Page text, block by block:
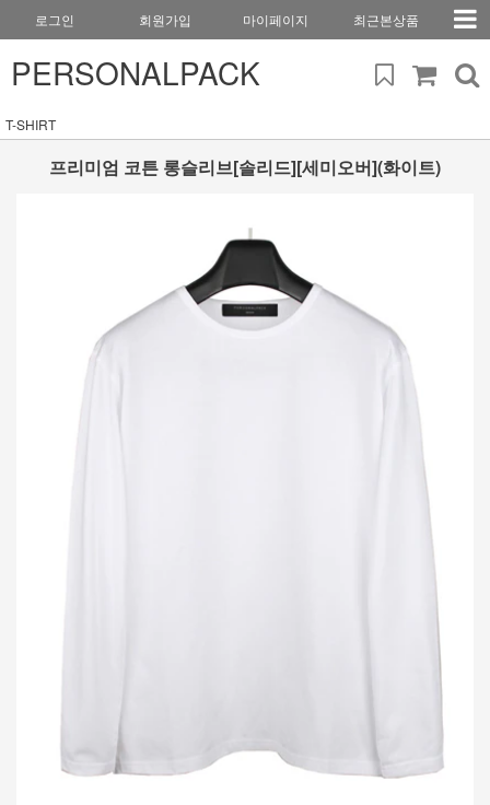
로그인 회원가입 마이페이지 최근본상품
PERSONALPACK
T-SHIRT
프리미엄 코튼 롱슬리브[솔리드][세미오버](화이트)